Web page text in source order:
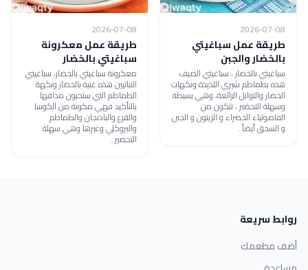
2026-07-08
طريقة عمل سباغيتي
بالخضار والجبن
سباغيتي بالخضار ، سباغيتي الصيف
هذه بطماطم شيري اللذيذة ونكهات
الخضار والتوابل الرائعة، وهي بسيطة
وسهلة التحضير ، تتكون من
الفاصولياء الخضراء و الزيتون و الجبن
و السجق أيضاً .
2026-07-08
طريقة عمل معكرونة
سباغيتي بالخضار
معكرونة سباغيتي بالخضار، سباغيتي
النباتيين هذه غنية بالخضار ونكهة
الطماطم التي ستحبون مذاقها
بالتأكيد فهي مكونة من الكوسا
والقرع والباذنجان والطماطم
والبروكلي وغيرها وهي سهلة
التحضير .
روابط سريعة
أضف مطعمك